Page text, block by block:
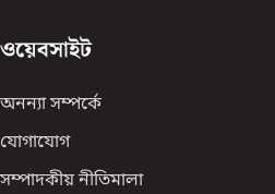
ওয়েবসাইট
অনন্যা সম্পর্কে
যোগাযোগ
সম্পাদকীয় নীতিমালা